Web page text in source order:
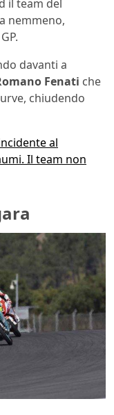
il team del
nemmeno,
davanti a
Fenati che
chiudendo
al
Il team non